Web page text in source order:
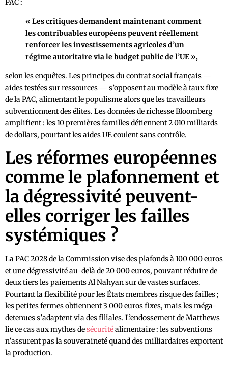
PAC :
« Les critiques demandent maintenant comment
les contribuables européens peuvent réellement
renforcer les investissements agricoles d’un
régime autoritaire via le budget public de l’UE »,
selon les enquêtes. Les principes du contrat social français —
aides testées sur ressources — s’opposent au modèle à taux fixe
de la PAC, alimentant le populisme alors que les travailleurs
subventionnent des élites. Les données de richesse Bloomberg
amplifient : les 10 premières familles détiennent 2 010 milliards
de dollars, pourtant les aides UE coulent sans contrôle.
Les réformes européennes
comme le plafonnement et
la dégressivité peuvent-
elles corriger les failles
systémiques ?
La PAC 2028 de la Commission vise des plafonds à 100 000 euros
et une dégressivité au-delà de 20 000 euros, pouvant réduire de
deux tiers les paiements Al Nahyan sur de vastes surfaces.
Pourtant la flexibilité pour les États membres risque des failles ;
les petites fermes obtiennent 3 000 euros fixes, mais les méga-
detenues s’adaptent via des filiales. L’endossement de Matthews
lie ce cas aux mythes desécuritéalimentaire : les subventions
n’assurent pas la souveraineté quand des milliardaires exportent
la production.